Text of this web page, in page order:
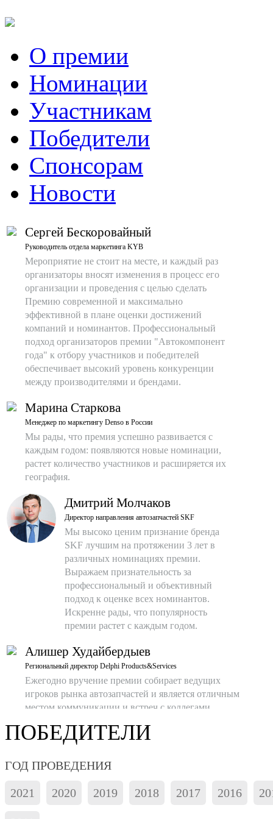
О премии
Номинации
Участникам
Победители
Спонсорам
Новости
Сергей Бескоровайный
Руководитель отдела маркетинга KYB
Мероприятие не стоит на месте, и каждый раз
организаторы вносят изменения в процесс его
организации и проведения с целью сделать
Премию современной и максимально
эффективной в плане оценки достижений
компаний и номинантов. Профессиональный
подход организаторов премии "Автокомпонент
года" к отбору участников и победителей
обеспечивает высокий уровень конкуренции
между производителями и брендами.
Марина Старкова
Менеджер по маркетингу Denso в России
Мы рады, что премия успешно развивается с
каждым годом: появляются новые номинации,
растет количество участников и расширяется их
география.
Дмитрий Молчаков
Директор направления автозапчастей SKF
Мы высоко ценим признание бренда
SKF лучшим на протяжении 3 лет в
различных номинациях премии.
Выражаем признательность за
профессиональный и объективный
подход к оценке всех номинантов.
Искренне рады, что популярность
премии растет с каждым годом.
Алишер Худайбердыев
Региональный директор Delphi Products&Services
Ежегодно вручение премии собирает ведущих
игроков рынка автозапчастей и является отличным
местом коммуникации и встреч с коллегами,
возможностью поделится опытом, обсудить
перспективы и проблемы, узнать о достижениях
коллег.
Дмитрий Каверин
ПОБЕДИТЕЛИ
ГОД ПРОВЕДЕНИЯ
2021 2020 2019 2018 2017 2016